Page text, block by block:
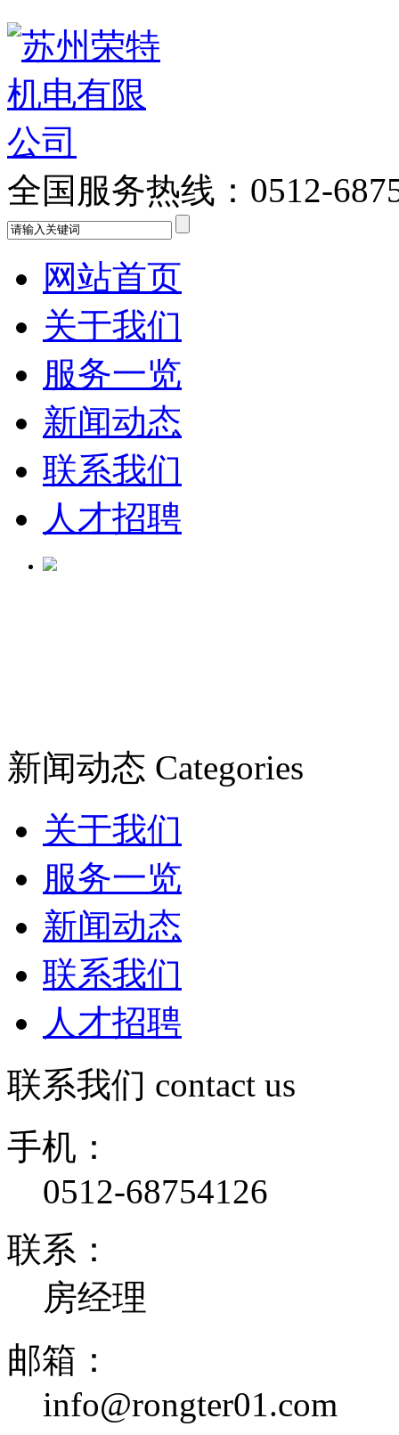
全国服务热线： 0512-
网站首页
关于我们
服务一览
新闻动态
联系我们
人才招聘
新闻动态 Categories
关于我们
服务一览
新闻动态
联系我们
人才招聘
联系我们 contact us
手机：
0512-68754126
联系：
房经理
邮箱：
info@rongter01.com